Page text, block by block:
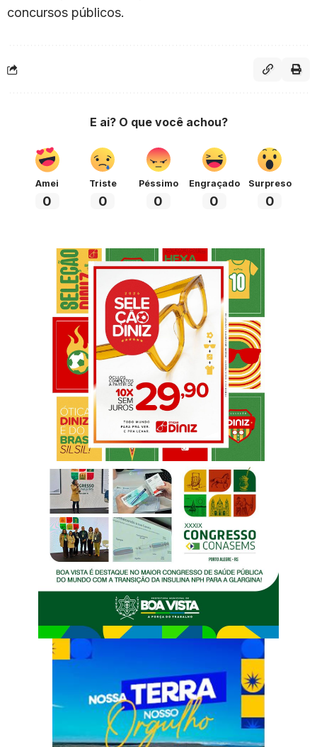
concursos públicos.
E ai? O que você achou?
Amei
0
Triste
0
Péssimo
0
Engraçado
0
Surpreso
0